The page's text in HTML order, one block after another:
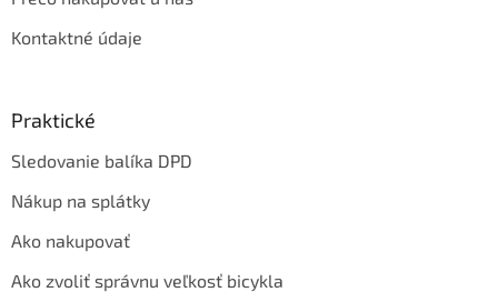
Kontaktné údaje
Praktické
Sledovanie balíka DPD
Nákup na splátky
Ako nakupovať
Ako zvoliť správnu veľkosť bicykla